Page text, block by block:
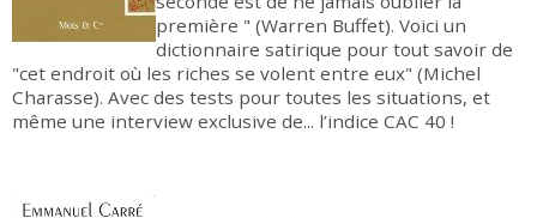
première " (Warren Buffet). Voici un
dictionnaire satirique pour tout savoir de
"cet endroit où les riches se volent entre eux" (Michel
Charasse). Avec des tests pour toutes les situations, et
même une interview exclusive de... l’indice CAC 40 !